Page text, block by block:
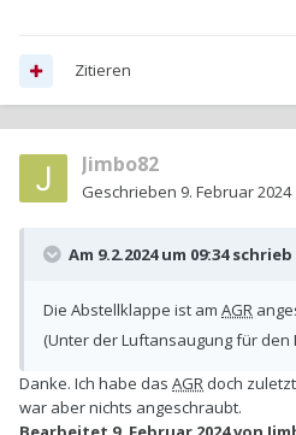
Zitieren
Jimbo82
Geschrieben 9. Februar 2024
Am 9.2.2024 um 09:34 schrieb
Die Abstellklappe ist am AGR
(Unter der Luftansaugung für den
Danke. Ich habe das AGR doch
war aber nichts angeschraubt.